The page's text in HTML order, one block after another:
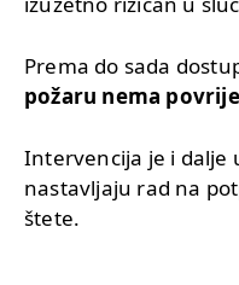
Prema do sada
požaru nema
Intervencija je i dalje
nastavljaju rad na
štete.